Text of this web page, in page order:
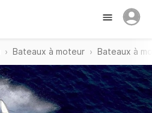
Bateaux à moteur Bateaux à